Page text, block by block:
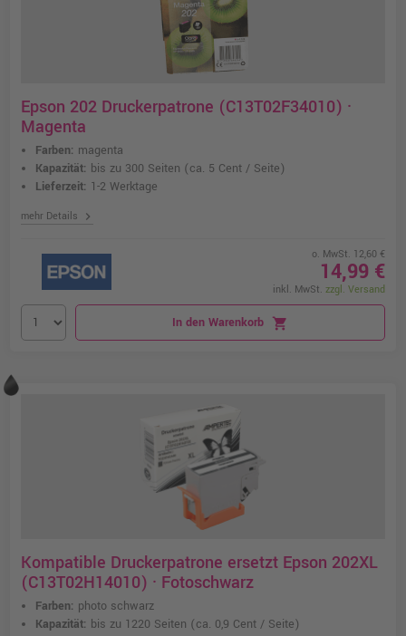
Epson 202 Druckerpatrone (C13T02F34010) ·
Magenta
Farben: magenta
Kapazität: bis zu 300 Seiten (ca. 5 Cent / Seite)
Lieferzeit: 1-2 Werktage
mehr Details chevron_right
o. MwSt. 12,60 €
14,99 €
inkl. MwSt. zzgl. Versand
In den Warenkorb shopping_cart
Kompatible Druckerpatrone ersetzt Epson 202XL
(C13T02H14010) · Fotoschwarz
Farben: photo schwarz
Kapazität: bis zu 1220 Seiten (ca. 0,9 Cent / Seite)